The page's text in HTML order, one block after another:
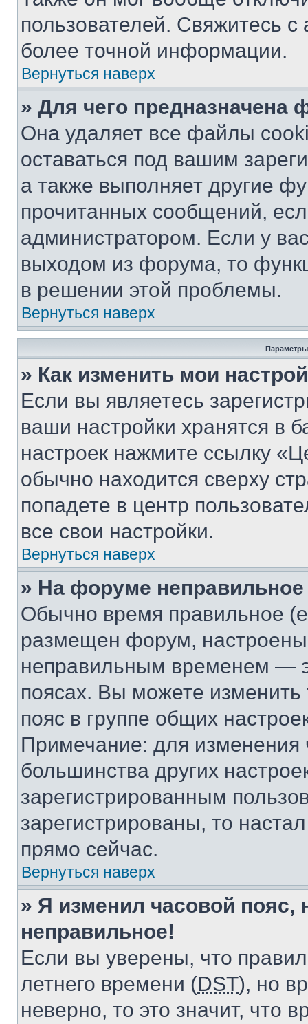
пользователей. Свяжитесь
более точной информации.
Вернуться наверх
» Для чего предназначена
Она удаляет все файлы
оставаться под вашим
а также выполняет другие
прочитанных сообщений,
администратором. Если у
выходом из форума, то
в решении этой проблемы.
Вернуться наверх
Параметры
» Как изменить мои
Если вы являетесь
ваши настройки хранятся в
настроек нажмите ссылку
обычно находится сверху
попадете в центр
все свои настройки.
Вернуться наверх
» На форуме
Обычно время правильное
размещен форум, настроены
неправильным временем —
поясах. Вы можете изменить
пояс в группе общих
Примечание: для изменения
большинства других
зарегистрированным
зарегистрированы, то
прямо сейчас.
Вернуться наверх
» Я изменил часовой пояс,
неправильное!
Если вы уверены, что
летнего времени (DST), но
неверно, то это значит, что